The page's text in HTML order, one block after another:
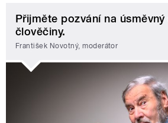
Přijměte pozvání na
člověčiny.
František Novotný, moderátor